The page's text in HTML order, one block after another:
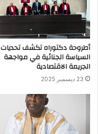
أطروحة دكتوراه تكشف تحديات
السياسة الجنائية في مواجهة
الجريمة الاقتصادية
23 ديسمبر 2025